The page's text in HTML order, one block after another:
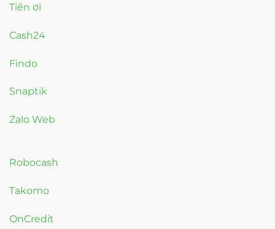
Tiền ơi
Cash24
Findo
Snaptik
Zalo Web
Robocash
Takomo
OnCredit